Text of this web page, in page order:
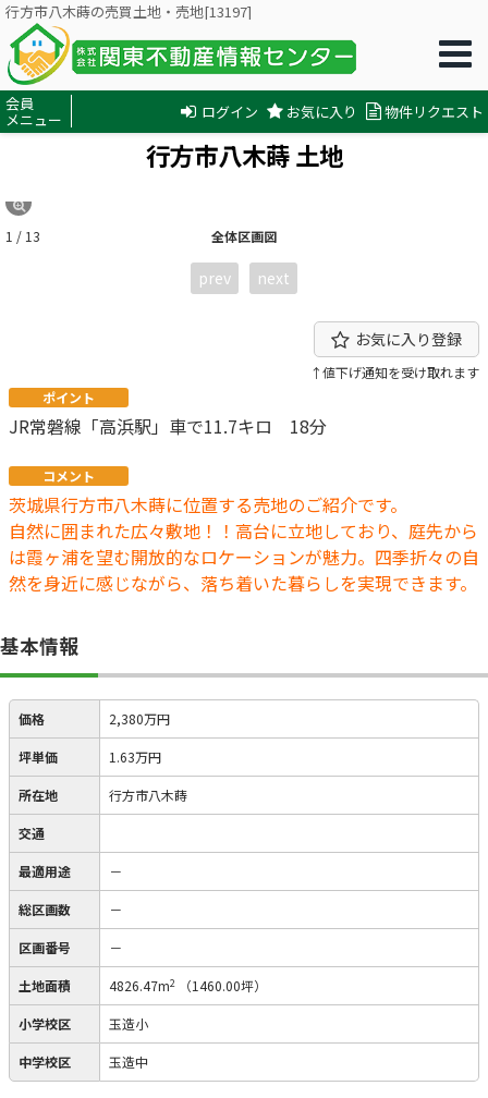
行方市八木蒔の売買土地・売地[13197]
会員
メニュー ログイン お気に入り 物件リクエスト
行方市八木蒔 土地
全体区画図
1 / 13
prev next
お気に入り登録
↑値下げ通知を受け取れます
ポイント
JR常磐線「高浜駅」車で11.7キロ 18分
コメント
茨城県行方市八木蒔に位置する売地のご紹介です。
自然に囲まれた広々敷地！！高台に立地しており、庭先から
は霞ヶ浦を望む開放的なロケーションが魅力。四季折々の自
然を身近に感じながら、落ち着いた暮らしを実現できます。
基本情報
価格 2,380万円
坪単価 1.63万円
所在地 行方市八木蒔
交通
最適用途 －
総区画数 －
区画番号 －
土地面積 4826.47m2 （1460.00坪）
小学校区 玉造小
中学校区 玉造中